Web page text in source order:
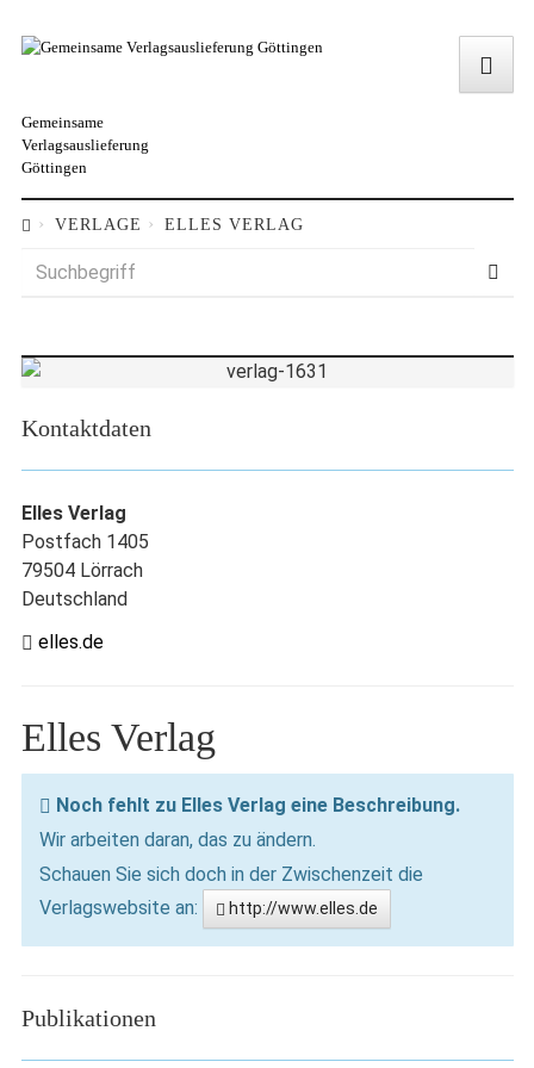
Gemeinsame
Verlagsauslieferung
Göttingen
VERLAGE ELLES VERLAG
Kontaktdaten
Elles Verlag
Postfach 1405
79504 Lörrach
Deutschland
elles.de
Elles Verlag
Noch fehlt zu Elles Verlag eine Beschreibung.
Wir arbeiten daran, das zu ändern.
Schauen Sie sich doch in der Zwischenzeit die
Verlagswebsite an:
http://www.elles.de
Publikationen